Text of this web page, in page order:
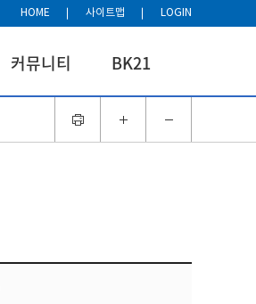
HOME 사이트맵 LOGIN
커뮤니티 BK21